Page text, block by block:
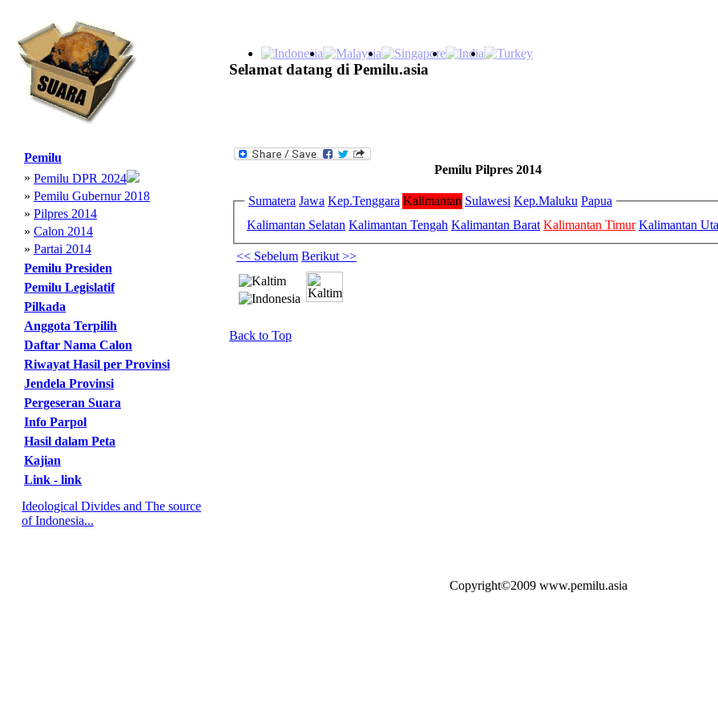
Selamat datang di Pemilu.asia
Pemilu
» Pemilu DPR 2024
» Pemilu Gubernur 2018
» Pilpres 2014
» Calon 2014
» Partai 2014
Pemilu Presiden
Pemilu Legislatif
Pilkada
Anggota Terpilih
Daftar Nama Calon
Riwayat Hasil per Provinsi
Jendela Provinsi
Pergeseran Suara
Info Parpol
Hasil dalam Peta
Kajian
Link - link
Ideological Divides and The source
of Indonesia...
Pemilu Pilpres 2014
Sumatera Jawa Kep.Tenggara Kalimantan Sulawesi Kep.Maluku Papua
Kalimantan Selatan Kalimantan Tengah Kalimantan Barat Kalimantan Timur Kalimantan
<< Sebelum Berikut >>
Back to Top
Copyright©2009 www.pemilu.asia